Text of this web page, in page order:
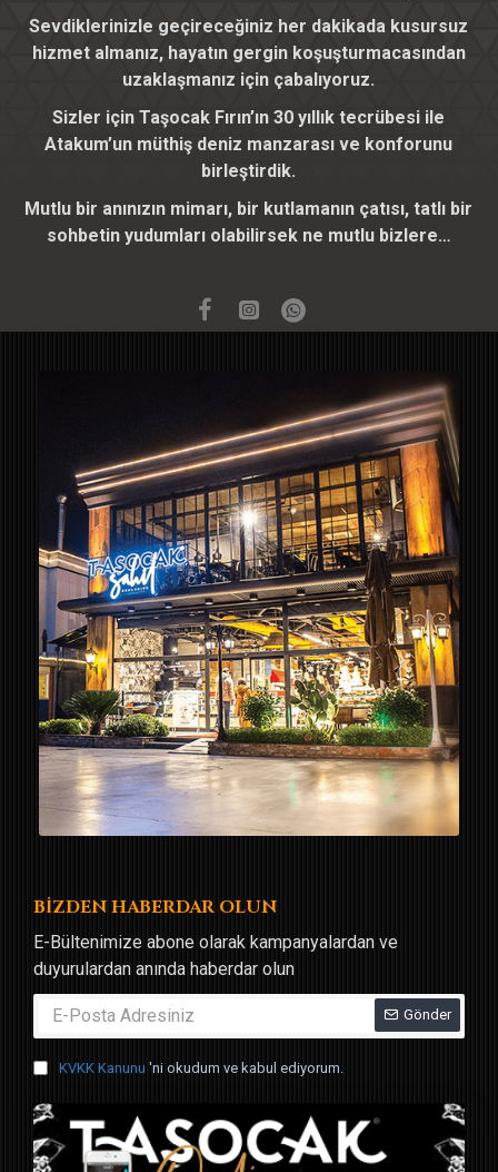
Sevdiklerinizle geçireceğiniz her dakikada kusursuz
hizmet almanız, hayatın gergin koşuşturmacasından
uzaklaşmanız için çabalıyoruz.
Sizler için Taşocak Fırın’ın 30 yıllık tecrübesi ile
Atakum’un müthiş deniz manzarası ve konforunu
birleştirdik.
Mutlu bir anınızın mimarı, bir kutlamanın çatısı, tatlı bir
sohbetin yudumları olabilirsek ne mutlu bizlere…
BİZDEN HABERDAR OLUN
E-Bültenimize abone olarak kampanyalardan ve
duyurulardan anında haberdar olun
Gönder
KVKK Kanunu 'ni okudum ve kabul ediyorum.